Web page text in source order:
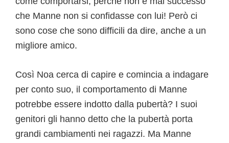
che Manne non si confidasse con lui! Però ci
sono cose che sono difficili da dire, anche a un
migliore amico.
Così Noa cerca di capire e comincia a indagare
per conto suo, il comportamento di Manne
potrebbe essere indotto dalla pubertà? I suoi
genitori gli hanno detto che la pubertà porta
grandi cambiamenti nei ragazzi. Ma Manne